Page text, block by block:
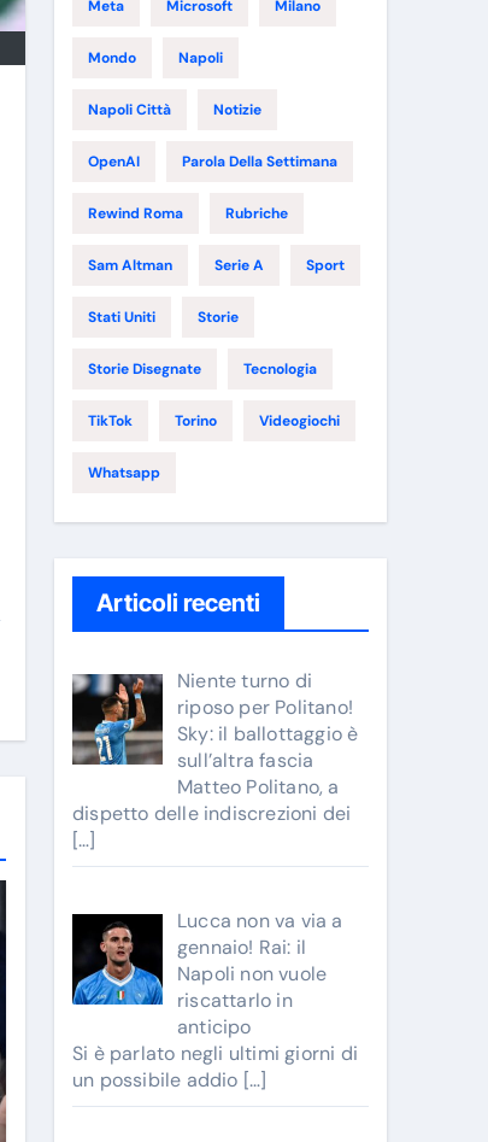
Meta Microsoft Milano
Mondo Napoli
Napoli Città Notizie
OpenAI Parola Della Settimana
Rewind Roma Rubriche
Sam Altman Serie A Sport
Stati Uniti Storie
Storie Disegnate Tecnologia
TikTok Torino Videogiochi
Whatsapp
Articoli recenti
Niente turno di
riposo per Politano!
Sky: il ballottaggio è
sull’altra fascia
Matteo Politano, a
dispetto delle indiscrezioni dei
[…]
Lucca non va via a
gennaio! Rai: il
Napoli non vuole
riscattarlo in
anticipo
Si è parlato negli ultimi giorni di
un possibile addio […]